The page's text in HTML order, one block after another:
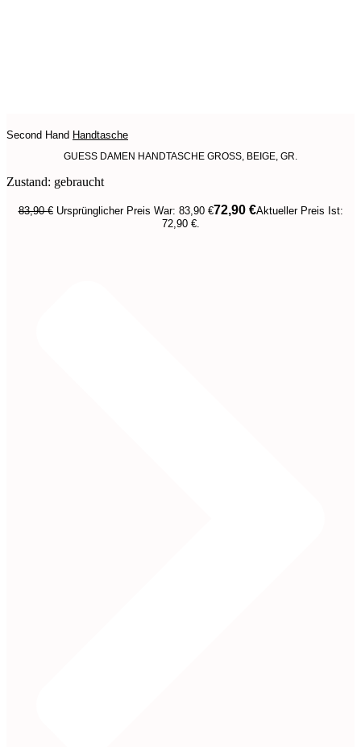
Second Hand Handtasche
GUESS DAMEN HANDTASCHE GROSS, BEIGE, GR.
Zustand: gebraucht
83,90€ Ursprünglicher Preis War: 83,90 €72,90 €Aktueller Preis Ist:
72,90 €.